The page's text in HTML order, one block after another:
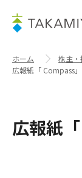
ホーム 株主・
広報紙「 Compass」
広報紙